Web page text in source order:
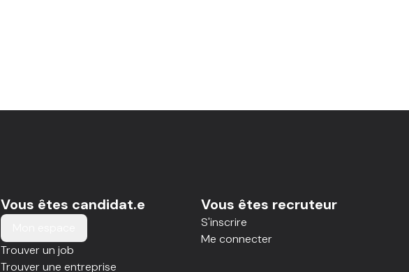
Vous êtes candidat.e
Trouver un job
Trouver une entreprise
Vous êtes recruteur
S'inscrire
Me connecter